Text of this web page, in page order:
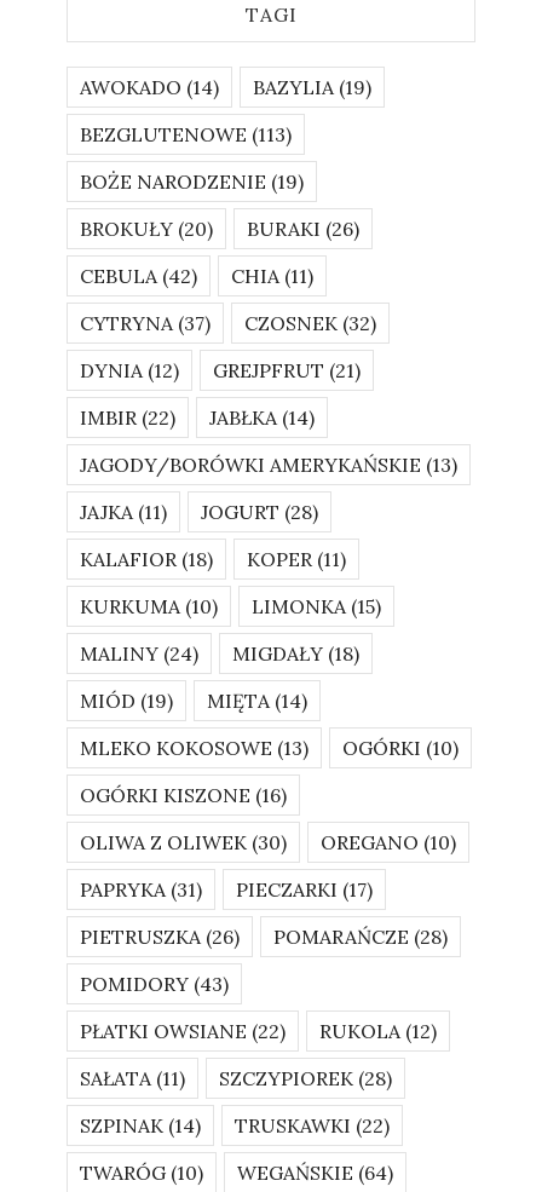
TAGI
AWOKADO (14) BAZYLIA(19)
BEZGLUTENOWE (113)
BOŻE NARODZENIE (19)
BROKUŁY (20) BURAKI (26)
CEBULA(42) CHIA(11)
CYTRYNA(37) CZOSNEK (32)
DYNIA(12) GREJPFRUT (21)
IMBIR (22) JABŁKA(14)
JAGODY/BORÓWKI AMERYKAŃSKIE (13)
JAJKA(11) JOGURT (28)
KALAFIOR (18) KOPER (11)
KURKUMA(10) LIMONKA(15)
MALINY (24) MIGDAŁY (18)
MIÓD (19) MIĘTA(14)
MLEKO KOKOSOWE (13) OGÓRKI (10)
OGÓRKI KISZONE (16)
OLIWA Z OLIWEK (30) OREGANO (10)
PAPRYKA(31) PIECZARKI (17)
PIETRUSZKA(26) POMARAŃCZE (28)
POMIDORY (43)
PŁATKI OWSIANE (22) RUKOLA(12)
SAŁATA(11) SZCZYPIOREK (28)
SZPINAK (14) TRUSKAWKI (22)
TWARÓG (10) WEGAŃSKIE (64)